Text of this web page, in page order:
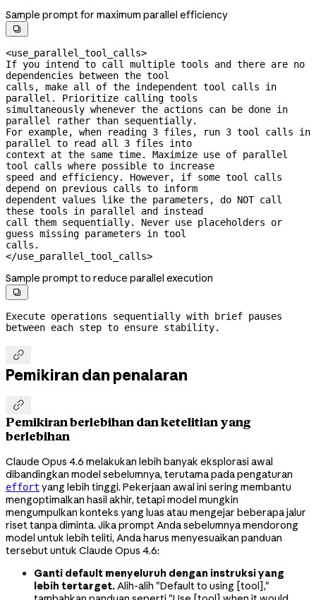
Sample prompt for maximum parallel efficiency

<use_parallel_tool_calls>
If you intend to call multiple tools and there are no
dependencies between the tool
calls, make all of the independent tool calls in
parallel. Prioritize calling tools
simultaneously whenever the actions can be done in
parallel rather than sequentially.
For example, when reading 3 files, run 3 tool calls in
parallel to read all 3 files into
context at the same time. Maximize use of parallel
tool calls where possible to increase
speed and efficiency. However, if some tool calls
depend on previous calls to inform
dependent values like the parameters, do NOT call
these tools in parallel and instead
call them sequentially. Never use placeholders or
guess missing parameters in tool
calls.
</use_parallel_tool_calls>
Sample prompt to reduce parallel execution

Execute operations sequentially with brief pauses
between each step to ensure stability.

Pemikiran dan penalaran

Pemikiran berlebihan dan ketelitian yang
berlebihan
Claude Opus 4.6 melakukan lebih banyak eksplorasi awal
dibandingkan model sebelumnya, terutama pada pengaturan
effort yang lebih tinggi. Pekerjaan awal ini sering membantu
mengoptimalkan hasil akhir, tetapi model mungkin
mengumpulkan konteks yang luas atau mengejar beberapa jalur
riset tanpa diminta. Jika prompt Anda sebelumnya mendorong
model untuk lebih teliti, Anda harus menyesuaikan panduan
tersebut untuk Claude Opus 4.6:
Ganti default menyeluruh dengan instruksi yang
lebih tertarget. Alih-alih "Default to using [tool],"